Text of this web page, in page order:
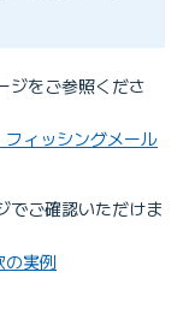
ジをご参照くださ
ィッシングメール
でご確認いただけま
の実例